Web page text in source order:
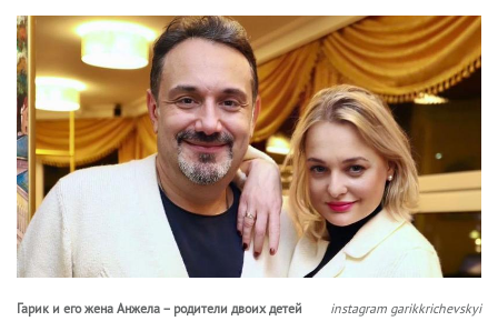
Гарик и его жена Анжела – родители двоих детей instagram garikkrichevskyi